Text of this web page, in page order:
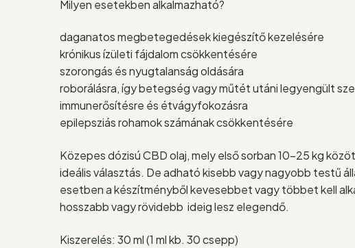
Milyen esetekben alkalmazható?
daganatos megbetegedések kiegészítő kezelésére
krónikus ízületi fájdalom csökkentésére
szorongás és nyugtalanság oldására
roborálásra, így betegség vagy műtét utáni legyengült
immunerősítésre és étvágyfokozásra
epilepsziás rohamok számának csökkentésére
Közepes dózisú CBD olaj, mely első sorban 10-25 kg
ideális választás. De adható kisebb vagy nagyobb testű
esetben a készítményből kevesebbet vagy többet kell
hosszabb vagy rövidebb ideig lesz elegendő.
Kiszerelés: 30 ml (1 ml kb. 30 csepp)